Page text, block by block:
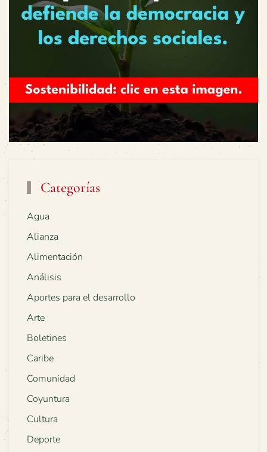
Categorías
Agua
Alianza
Alimentación
Análisis
Aportes para el desarrollo
Arte
Boletines
Caribe
Comunidad
Coyuntura
Cultura
Deporte